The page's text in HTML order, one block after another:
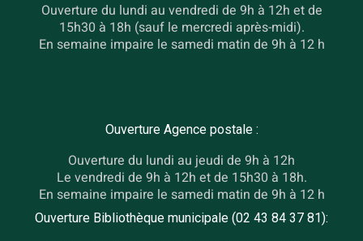
Ouverture du lundi au vendredi de 9h à 12h et de
15h30 à 18h (sauf le mercredi après-midi).
En semaine impaire le samedi matin de 9h à 12 h
Ouverture Agence postale :
Ouverture du lundi au jeudi de 9h à 12h
Le vendredi de 9h à 12h et de 15h30 à 18h.
En semaine impaire le samedi matin de 9h à 12 h
Ouverture Bibliothèque municipale (02 43 84 37 81):